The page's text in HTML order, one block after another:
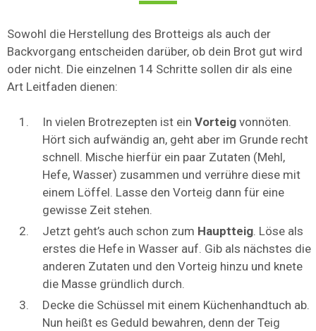
Sowohl die Herstellung des Brotteigs als auch der
Backvorgang entscheiden darüber, ob dein Brot gut wird
oder nicht. Die einzelnen 14 Schritte sollen dir als eine
Art Leitfaden dienen:
In vielen Brotrezepten ist ein Vorteig vonnöten.
Hört sich aufwändig an, geht aber im Grunde recht
schnell. Mische hierfür ein paar Zutaten (Mehl,
Hefe, Wasser) zusammen und verrühre diese mit
einem Löffel. Lasse den Vorteig dann für eine
gewisse Zeit stehen.
Jetzt geht’s auch schon zum Hauptteig. Löse als
erstes die Hefe in Wasser auf. Gib als nächstes die
anderen Zutaten und den Vorteig hinzu und knete
die Masse gründlich durch.
Decke die Schüssel mit einem Küchenhandtuch ab.
Nun heißt es Geduld bewahren, denn der Teig